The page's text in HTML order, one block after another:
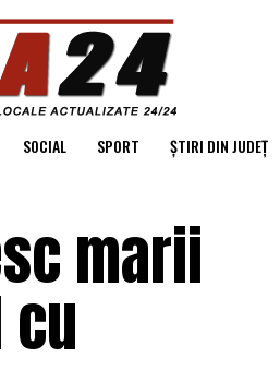
SOCIAL SPORT ȘTIRI DIN JUDEȚ
marii